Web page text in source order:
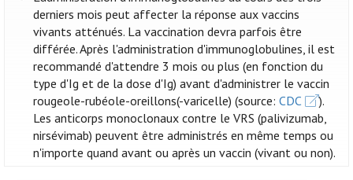
derniers mois peut affecter la réponse aux vaccins
vivants atténués. La vaccination devra parfois être
différée. Après l'administration d'immunoglobulines, il est
recommandé d'attendre 3 mois ou plus (en fonction du
type d'Ig et de la dose d'Ig) avant d'administrer le vaccin
rougeole-rubéole-oreillons(-varicelle) (source:CDC
).
Les anticorps monoclonaux contre le VRS (palivizumab,
nirsévimab) peuvent être administrés en même temps ou
n'importe quand avant ou après un vaccin (vivant ou non).